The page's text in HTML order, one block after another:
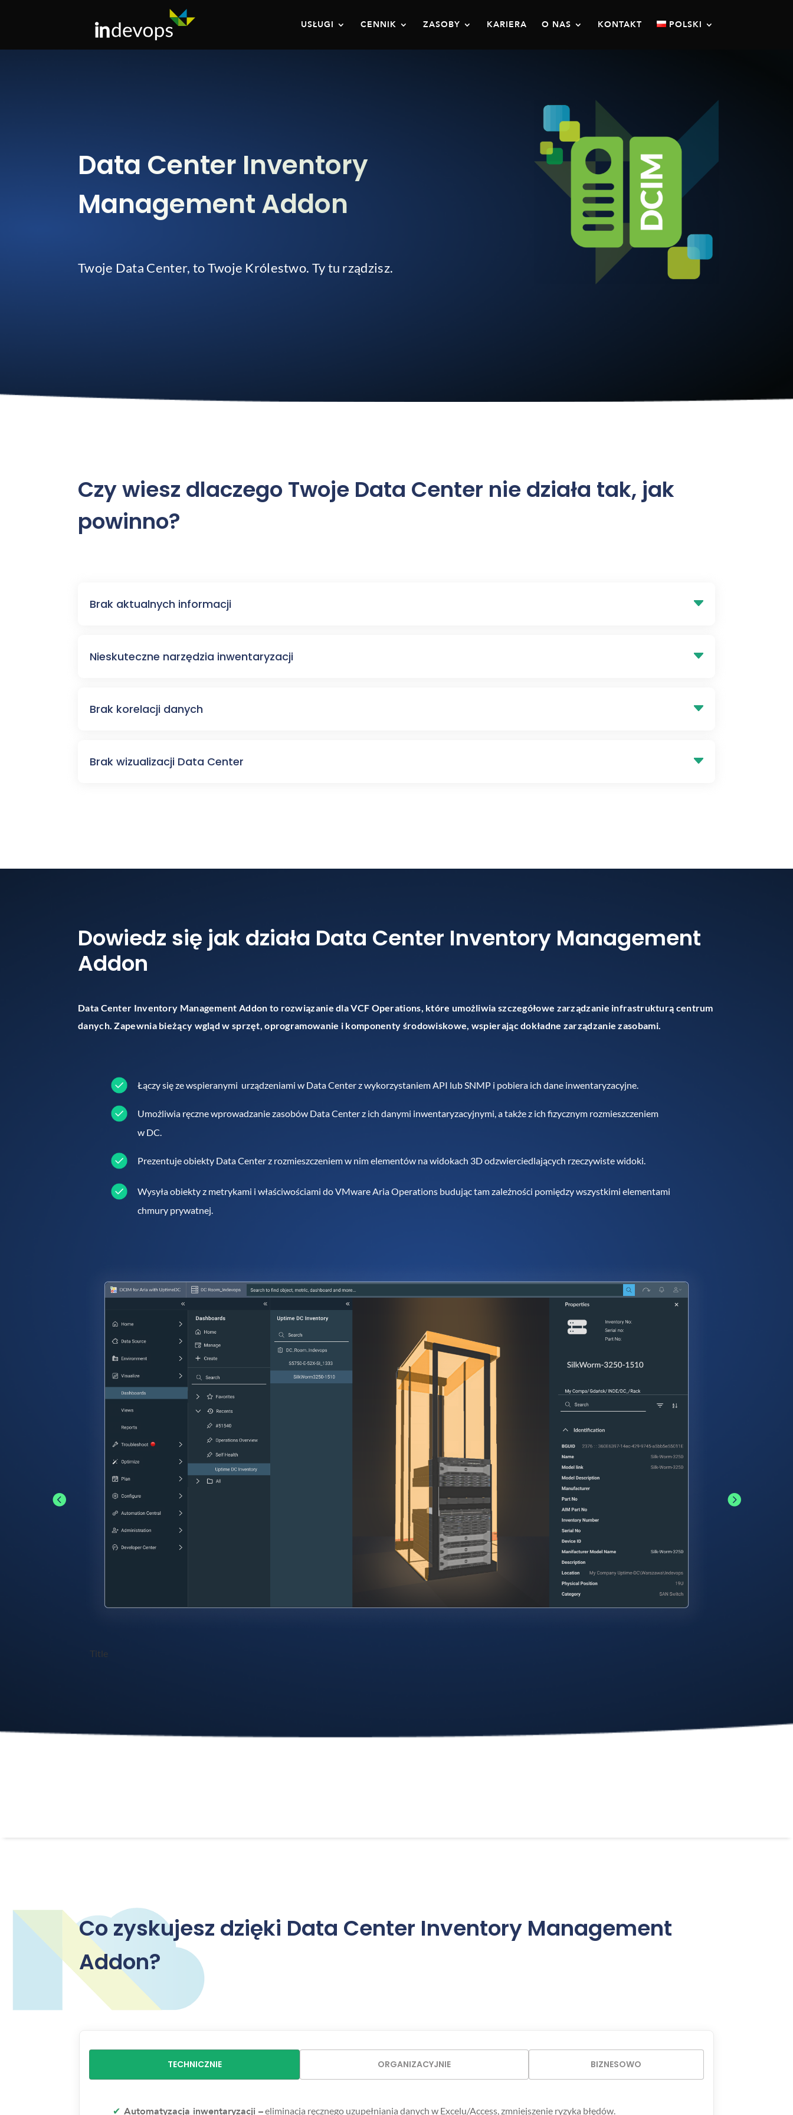
USŁUGI CENNIK ZASOBY KARIERA O NAS KONTAKT POLSKI
Data Center Inventory
Management Addon
Twoje Data Center, to Twoje Królestwo. Ty tu rządzisz.
Czy wiesz dlaczego Twoje Data Center nie działa tak, jak
powinno?
Brak aktualnych informacji
Nieskuteczne narzędzia inwentaryzacji
Brak korelacji danych
Brak wizualizacji Data Center
Dowiedz się jak działa Data Center Inventory Management
Addon
Data Center Inventory Management Addon to rozwiązanie dla VCF Operations, które umożliwia szczegółowe zarządzanie infrastrukturą centrum
danych. Zapewnia bieżący wgląd w sprzęt, oprogramowanie i komponenty środowiskowe, wspierając dokładne zarządzanie zasobami.
Łączy się ze wspieranymi urządzeniami w Data Center z wykorzystaniem API lub SNMP i pobiera ich dane inwentaryzacyjne.
Umożliwia ręczne wprowadzanie zasobów Data Center z ich danymi inwentaryzacyjnymi, a także z ich fizycznym rozmieszczeniem
w DC.
Prezentuje obiekty Data Center z rozmieszczeniem w nim elementów na widokach 3D odzwierciedlających rzeczywiste widoki.
Wysyła obiekty z metrykami i właściwościami do VMware Aria Operations budując tam zależności pomiędzy wszystkimi elementami
chmury prywatnej.
Title
Co zyskujesz dzięki Data Center Inventory Management
Addon?
TECHNICZNIE ORGANIZACYJNIE BIZNESOWO
✔Automatyzacja inwentaryzacji –eliminacja ręcznego uzupełniania danych w Excelu/Access, zmniejszenie ryzyka błędów.